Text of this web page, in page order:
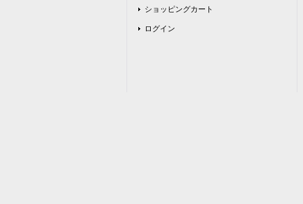
ショッピングカート
ログイン